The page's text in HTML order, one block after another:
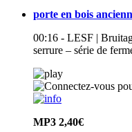
porte en bois
00:16 - LESF |
serrure – série de
MP3 2,40€